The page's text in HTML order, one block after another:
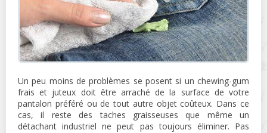
Un peu moins de problèmes se posent si un chewing-gum
frais et juteux doit être arraché de la surface de votre
pantalon préféré ou de tout autre objet coûteux. Dans ce
cas, il reste des taches graisseuses que même un
détachant industriel ne peut pas toujours éliminer. Pas